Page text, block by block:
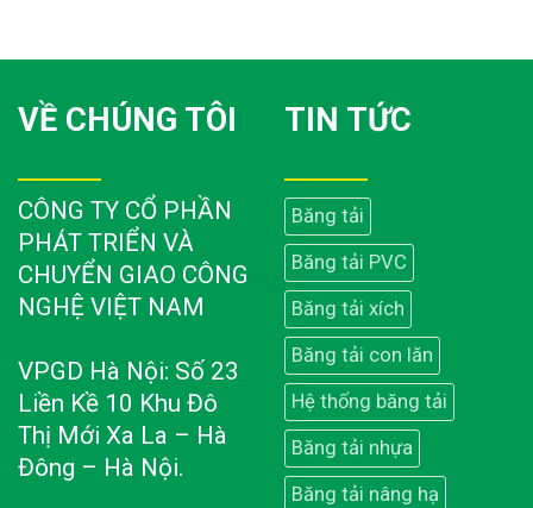
VỀ CHÚNG TÔI
CÔNG TY CỔ PHẦN
PHÁT TRIỂN VÀ
CHUYỂN GIAO CÔNG
NGHỆ VIỆT NAM
VPGD Hà Nội: Số 23
Liền Kề 10 Khu Đô
Thị Mới Xa La – Hà
Đông – Hà Nội.
TIN TỨC
Băng tải
Băng tải PVC
Băng tải xích
Băng tải con lăn
Hệ thống băng tải
Băng tải nhựa
Băng tải nâng hạ